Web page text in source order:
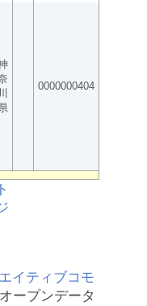
川
0000000404
イティブコモ
ープンデータ